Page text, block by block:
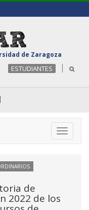
de Zaragoza
ESTUDIANTES
Toggle
de
2022 de los